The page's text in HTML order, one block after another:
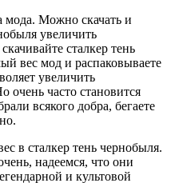
мода. Можно скачать и
увеличить
сталкер тень
вес мод и распаковываете
увеличить
очень часто становится
всякого добра, бегаете
в сталкер тень чернобыля.
надеемся, что они
и культовой